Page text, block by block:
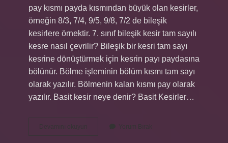
pay kısmı payda kısmından büyük olan kesirler,
örneğin 8/3, 7/4, 9/5, 9/8, 7/2 de bileşik
kesirlere örnektir. 7. sınıf bileşik kesir tam sayılı
kesre nasıl çevrilir? Bileşik bir kesri tam sayı
kesrine dönüştürmek için kesrin payı paydasına
bölünür. Bölme işleminin bölüm kısmı tam sayı
olarak yazılır. Bölmenin kalan kısmı pay olarak
yazılır. Basit kesir neye denir? Basit Kesirler…
Devamını okuyun
Kesir
Yorum Bırak